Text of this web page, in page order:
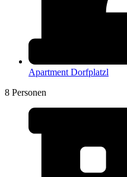
Apartment Dorfplatzl
8 Personen